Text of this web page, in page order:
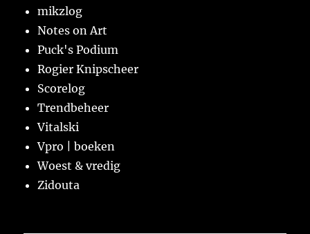
mikzlog
Notes on Art
Puck's Podium
Rogier Knipscheer
Scorelog
Trendbeheer
Vitalski
Vpro | boeken
Woest & vredig
Zidouta